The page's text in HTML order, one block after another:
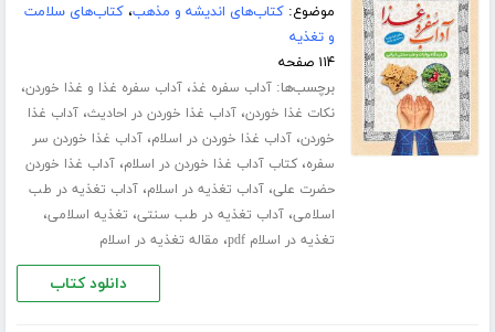
موضوع:کتاب‌های اندیشه و مذهب،کتاب‌های سلامت
و تغذیه
۱۱۴ صفحه
برچسب‌ها:آداب سفره غذ،آداب سفره غذا و غذا خوردن،
نکات غذا خوردن،آداب غذا خوردن در احادیث،آداب غذا
خوردن،آداب غذا خوردن در اسلام،آداب غذا خوردن سر
سفره،کتاب آداب غذا خوردن در اسلام،آداب غذا خوردن
حضرت علی،آداب تغذیه در اسلام،آداب تغذیه در طب
اسلامی،آداب تغذیه در طب سنتی، تغذیه اسلامی،
تغذیه در اسلام pdf ، مقاله تغذیه در اسلام
دانلود کتاب